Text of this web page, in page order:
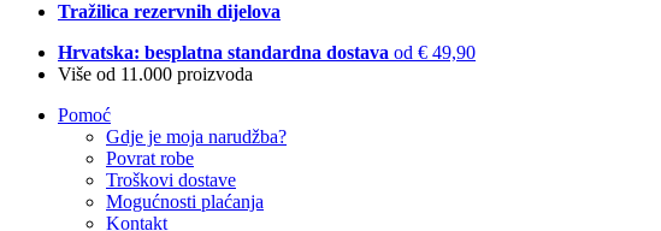
Tražilica rezervnih dijelova
Hrvatska: besplatna standardna dostava od € 49,90
Više od 11.000 proizvoda
Pomoć
Gdje je moja narudžba?
Povrat robe
Troškovi dostave
Mogućnosti plaćanja
Kontakt